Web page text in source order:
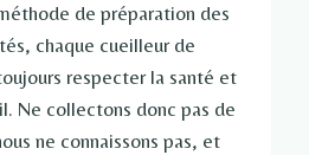
de préparation des
chaque cueilleur de
respecter la santé et
Ne collectons donc pas de
ne connaissons pas, et